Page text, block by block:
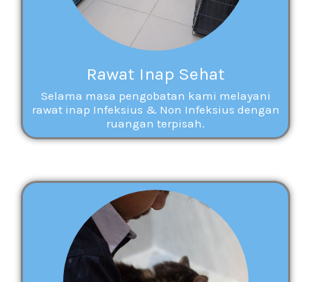
Rawat Inap Sehat
Selama masa pengobatan kami melayani
rawat inap Infeksius & Non Infeksius dengan
ruangan terpisah.